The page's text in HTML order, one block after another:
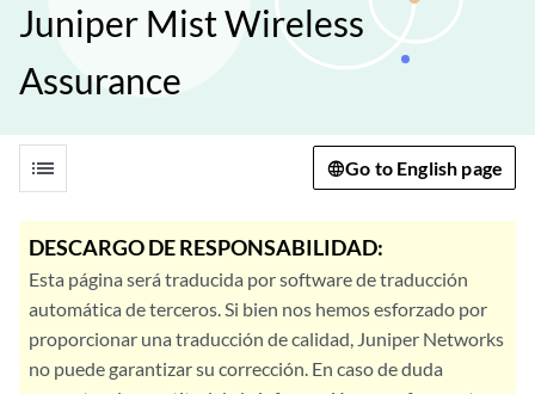
Juniper Mist Wireless
Assurance
list Go to English page
DESCARGO DE RESPONSABILIDAD:
Esta página será traducida por software de traducción
automática de terceros. Si bien nos hemos esforzado por
proporcionar una traducción de calidad, Juniper Networks
no puede garantizar su corrección. En caso de duda